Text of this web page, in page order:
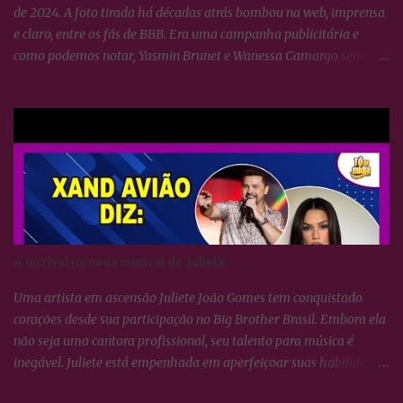
de 2024. A foto tirada há décadas atrás bombou na web, imprensa
e claro, entre os fãs de BBB. Era uma campanha publicitária e
como podemos notar, Yasmin Brunet e Wanessa Camargo sempre
A incrível jornada musical de Juliete
Uma artista em ascensão Juliete João Gomes tem conquistado
corações desde sua participação no Big Brother Brasil. Embora ela
não seja uma cantora profissional, seu talento para música é
inegável. Juliete está empenhada em aperfeiçoar suas habilidades